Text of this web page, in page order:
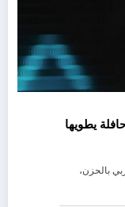
يطويها
بالحزن،